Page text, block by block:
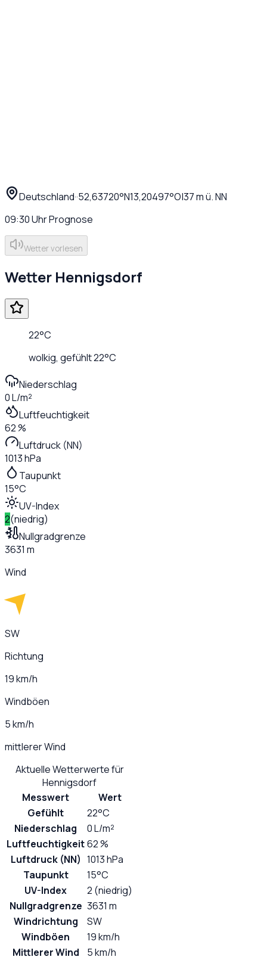
Deutschland··52,63720°N13,20497°O|37m ü. NN
09:30UhrPrognose
Wetter vorlesen
Wetter Hennigsdorf
22°C
wolkig, gefühlt22°C
Niederschlag
0 L/m²
Luftfeuchtigkeit
62 %
Luftdruck (NN)
1013 hPa
Taupunkt
15°C
UV-Index
2(niedrig)
Nullgradgrenze
3631 m
Wind
SW
Richtung
19 km/h
Windböen
5 km/h
mittlerer Wind
Aktuelle Wetterwerte für
Hennigsdorf
Messwert
Wert
Gefühlt
22°C
Niederschlag
0 L/m²
Luftfeuchtigkeit62 %
Luftdruck (NN) 1013 hPa
Taupunkt
15°C
UV-Index
2 (niedrig)
Nullgradgrenze 3631 m
Windrichtung
SW
Windböen
19 km/h
Mittlerer Wind
5 km/h